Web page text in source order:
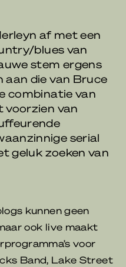
af met een
blues van
stem ergens
aan die van Bruce
combinatie van
voorzien van
serial
geluk zoeken van
kunnen geen
ook live maakt
voor
Band, Lake Street